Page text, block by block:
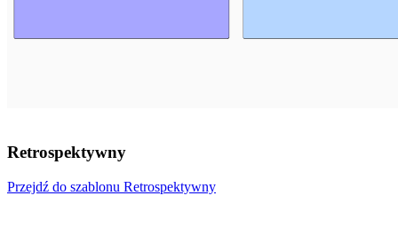
Retrospektywny
Przejdź do szablonu Retrospektywny